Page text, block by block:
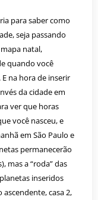
para saber como
seja passando
natal,
quando você
na hora de inserir
da cidade em
ver que horas
você nasceu, e
em São Paulo e
permanecerão
mas a “roda” das
inseridos
ascendente, casa 2,